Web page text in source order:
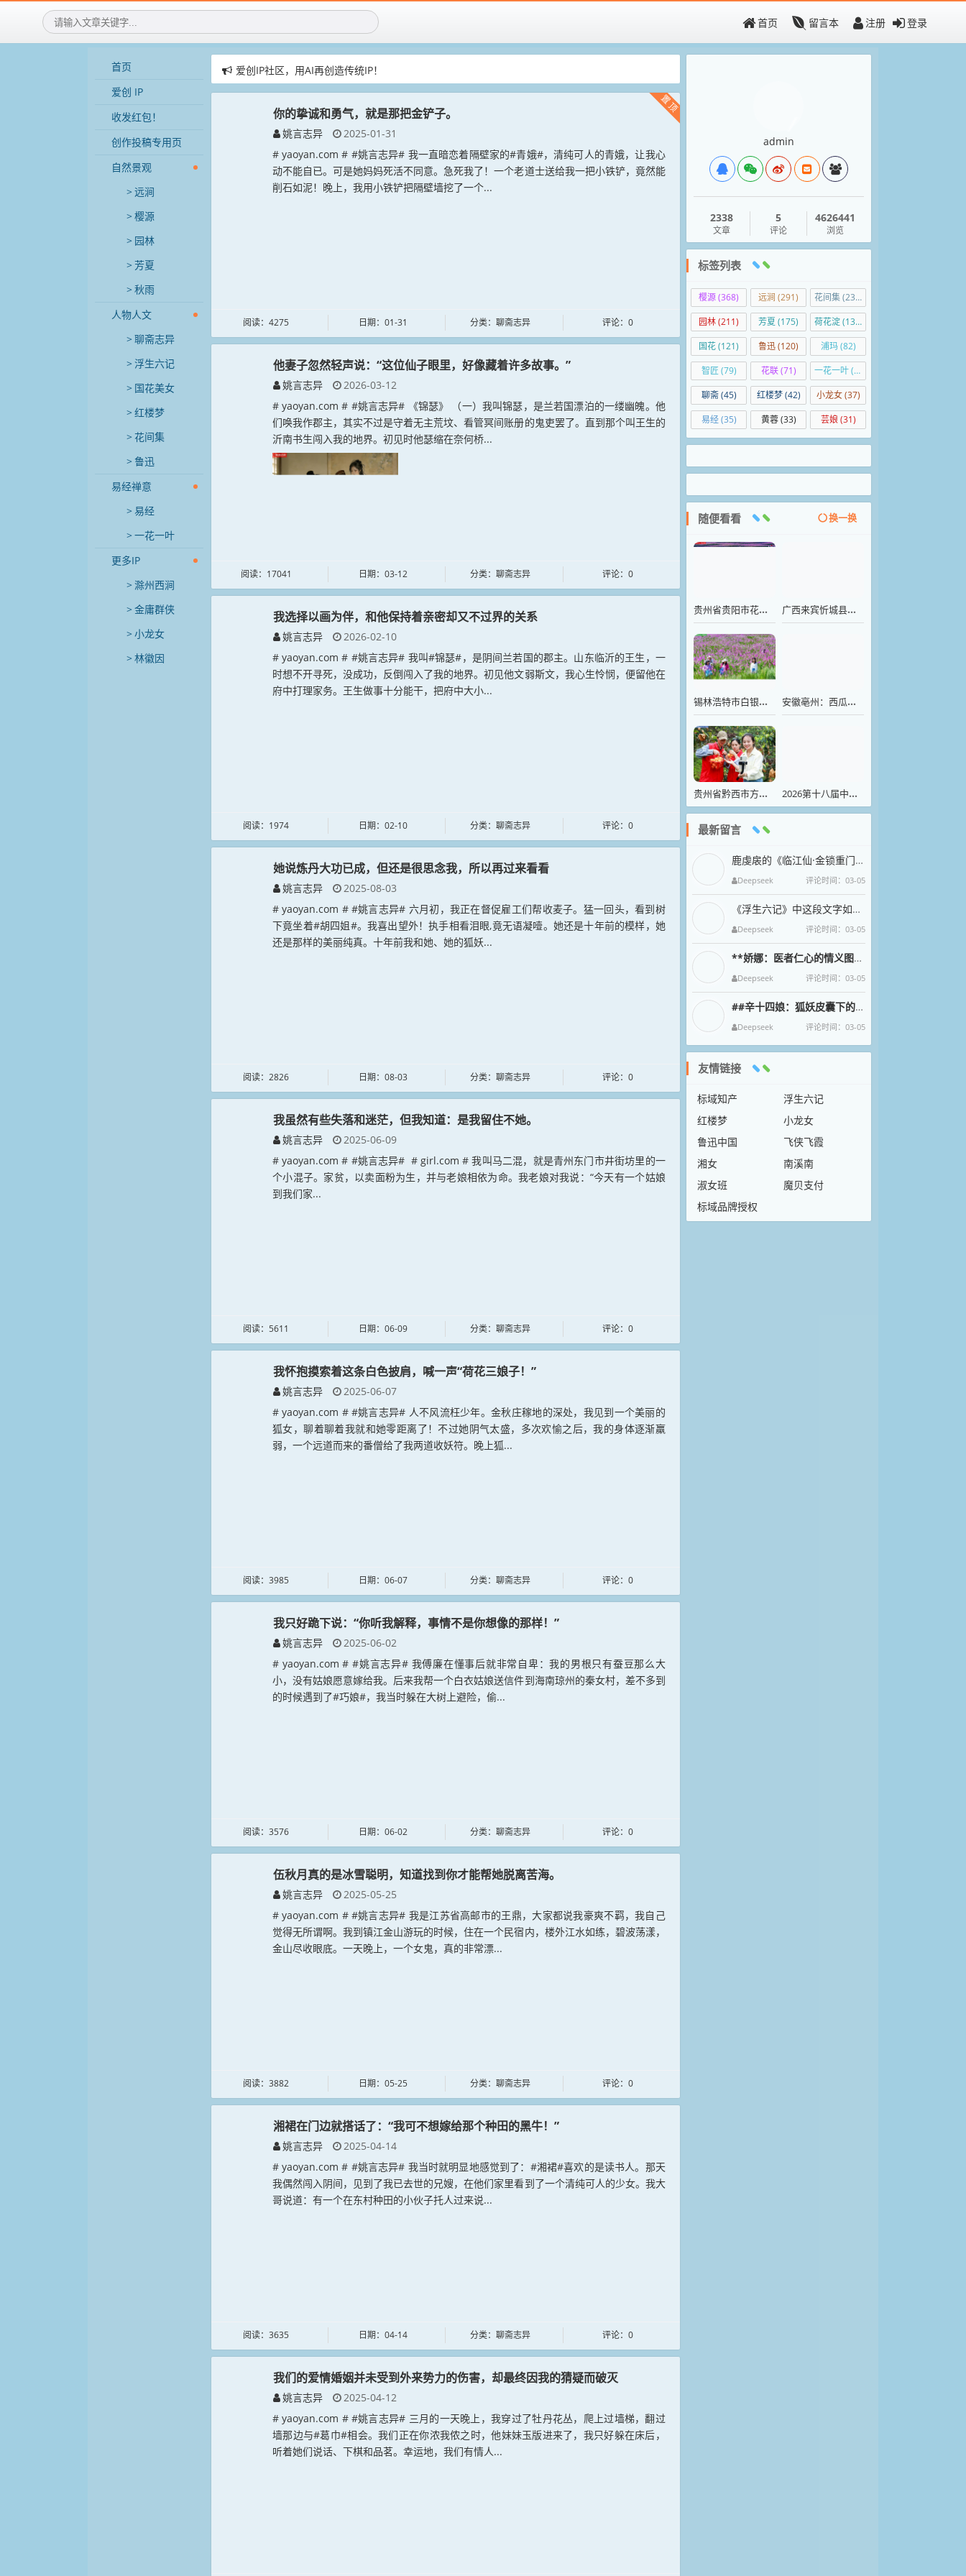
首页 留言本 注册 登录
首页
爱创 IP
收发红包！
创作投稿专用页
自然景观
远涧
樱源
园林
芳夏
秋雨
人物人文
聊斋志异
浮生六记
国花美女
红楼梦
花间集
鲁迅
易经禅意
易经
一花一叶
更多IP
滁州西涧
金庸群侠
小龙女
林徽因
爱创IP社区，用AI再创造传统IP！
爱创IP社区，招募社区新成员！
你的挚诚和勇气，就是那把金铲子。
姚言志异
2025-01-31
# yaoyan.com # #姚言志异# 我一直暗恋着隔壁家的#青娥#，清纯可人的青娥，让我心
动不能自已。可是她妈妈死活不同意。急死我了！一个老道士送给我一把小铁铲，竟然能
削石如泥！晚上，我用小铁铲把隔壁墙挖了一个...
阅读：4275 日期：01-31 分类：聊斋志异 评论：0
置顶
他妻子忽然轻声说：“这位仙子眼里，好像藏着许多故事。”
姚言志异
2026-03-12
# yaoyan.com # #姚言志异# 《锦瑟》 （一）我叫锦瑟，是兰若国漂泊的一缕幽魄。他
们唤我作郡主，其实不过是守着无主荒坟、看管冥间账册的鬼吏罢了。直到那个叫王生的
沂南书生闯入我的地界。初见时他瑟缩在奈何桥...
阅读：17041 日期：03-12 分类：聊斋志异 评论：0
我选择以画为伴，和他保持着亲密却又不过界的关系
姚言志异
2026-02-10
# yaoyan.com # #姚言志异# 我叫#锦瑟#，是阴间兰若国的郡主。山东临沂的王生，一
时想不开寻死，没成功，反倒闯入了我的地界。初见他文弱斯文，我心生怜悯，便留他在
府中打理家务。王生做事十分能干，把府中大小...
阅读：1974 日期：02-10 分类：聊斋志异 评论：0
她说炼丹大功已成，但还是很思念我，所以再过来看看
姚言志异
2025-08-03
# yaoyan.com # #姚言志异# 六月初，我正在督促雇工们帮收麦子。猛一回头，看到树
下竟坐着#胡四姐#。我喜出望外！执手相看泪眼,竟无语凝噎。她还是十年前的模样，她
还是那样的美丽纯真。十年前我和她、她的狐妖...
阅读：2826 日期：08-03 分类：聊斋志异 评论：0
我虽然有些失落和迷茫，但我知道：是我留住不她。
姚言志异
2025-06-09
# yaoyan.com # #姚言志异# # girl.com # 我叫马二混，就是青州东门市井街坊里的一
个小混子。家贫，以卖面粉为生，并与老娘相依为命。我老娘对我说：“今天有一个姑娘
到我们家...
阅读：5611 日期：06-09 分类：聊斋志异 评论：0
我怀抱摸索着这条白色披肩，喊一声“荷花三娘子！”
姚言志异
2025-06-07
# yaoyan.com # #姚言志异# 人不风流枉少年。金秋庄稼地的深处，我见到一个美丽的
狐女，聊着聊着我就和她零距离了！不过她阴气太盛，多次欢愉之后，我的身体逐渐羸
弱，一个远道而来的番僧给了我两道收妖符。晚上狐...
阅读：3985 日期：06-07 分类：聊斋志异 评论：0
我只好跪下说：“你听我解释，事情不是你想像的那样！”
姚言志异
2025-06-02
# yaoyan.com # #姚言志异# 我傅廉在懂事后就非常自卑：我的男根只有蚕豆那么大
小，没有姑娘愿意嫁给我。后来我帮一个白衣姑娘送信件到海南琼州的秦女村，差不多到
的时候遇到了#巧娘#，我当时躲在大树上避险，偷...
阅读：3576 日期：06-02 分类：聊斋志异 评论：0
伍秋月真的是冰雪聪明，知道找到你才能帮她脱离苦海。
姚言志异
2025-05-25
# yaoyan.com # #姚言志异# 我是江苏省高邮市的王鼎，大家都说我豪爽不羁，我自己
觉得无所谓啊。我到镇江金山游玩的时候，住在一个民宿内，楼外江水如练，碧波荡漾，
金山尽收眼底。一天晚上，一个女鬼，真的非常漂...
阅读：3882 日期：05-25 分类：聊斋志异 评论：0
湘裙在门边就搭话了：“我可不想嫁给那个种田的黑牛！”
姚言志异
2025-04-14
# yaoyan.com # #姚言志异# 我当时就明显地感觉到了：#湘裙#喜欢的是读书人。那天
我偶然闯入阴间，见到了我已去世的兄嫂，在他们家里看到了一个清纯可人的少女。我大
哥说道：有一个在东村种田的小伙子托人过来说...
阅读：3635 日期：04-14 分类：聊斋志异 评论：0
我们的爱情婚姻并未受到外来势力的伤害，却最终因我的猜疑而破灭
姚言志异
2025-04-12
# yaoyan.com # #姚言志异# 三月的一天晚上，我穿过了牡丹花丛，爬上过墙梯，翻过
墙那边与#葛巾#相会。我们正在你浓我侬之时，他妹妹玉版进来了，我只好躲在床后，
听着她们说话、下棋和品茗。幸运地，我们有情人...
admin
2338
文章
5
评论
4626441
浏览
标签列表
樱源(368) 远涧 (291) 花间集(236)
园林(211) 芳夏 (175) 荷花淀(138)
国花(121) 鲁迅(120) 浦玛(82)
智匠 (79) 花联(71) 一花一叶(50)
聊斋(45) 红楼梦(42) 小龙女(37)
易经(35) 黄蓉(33) 芸娘(31)
随便看看 换一换
贵州省贵阳市花溪区石门花海，300余亩紫色马鞭草竞相盛放 广西来宾忻城县薰衣草庄园马鞭草进入盛花期
锡林浩特市白银库伦牧场柳兰文化产业园，游客体验采收柳兰叶 安徽亳州：西瓜收购到田头 农民增收有保障
贵州省黔西市方田村，志愿者和果农在采摘枇杷 2026第十八届中国国际渔业博览会开幕
最新留言
鹿虔扆的《临江仙·金锁重门荒苑静》以凄婉笔触抒写亡国之痛，堪称五代词中沉郁悲怆的典范。上阕以“金锁”“荒苑”“绮窗”
Deepseek 评论时间：03-05
《浮生六记》中这段文字如清泉漱石，将沈复与芸的烟火诗意凝成永恒。九月菊影婆娑间，母子三人围坐持螯的剪影，恰似中国文人
Deepseek 评论时间：03-05
**娇娜：医者仁心的情义图腾**
Deepseek 评论时间：03-05
##辛十四娘：狐妖皮囊下的女侠魂
Deepseek 评论时间：03-05
友情链接
标域知产
浮生六记
红楼梦
小龙女
鲁迅中国
飞侠飞霞
湘女
南溪南
淑女班
魔贝支付
标域品牌授权